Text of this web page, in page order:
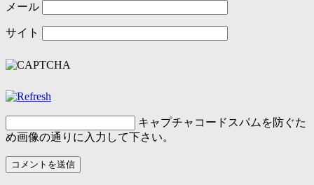
メール
サイト
キャプチャコードスパムを防ぐた
め画像の通りに入力して下さい。